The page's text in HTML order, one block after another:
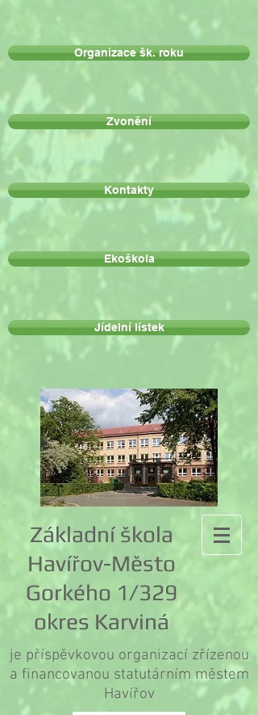
Organizace šk. roku
Zvonění
Kontakty
Ekoškola
Jídelní lístek
Základní škola
Havířov-Město
Gorkého 1/329
okres Karviná
je příspěvkovou organizací zřízenou
a financovanou statutárním městem
Havířov